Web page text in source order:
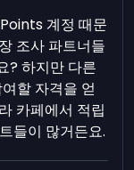
계정 때문
조사 파트너들
? 하지만 다른
할 자격을 얻
카페에서 적립
들이 많거든요.